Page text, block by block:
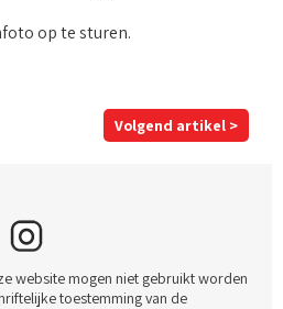
op te sturen.
Volgend artikel >
website mogen niet gebruikt worden
toestemming van de